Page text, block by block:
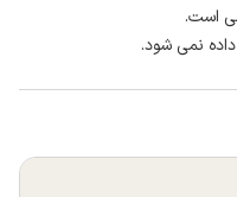
است.
نمی شود.